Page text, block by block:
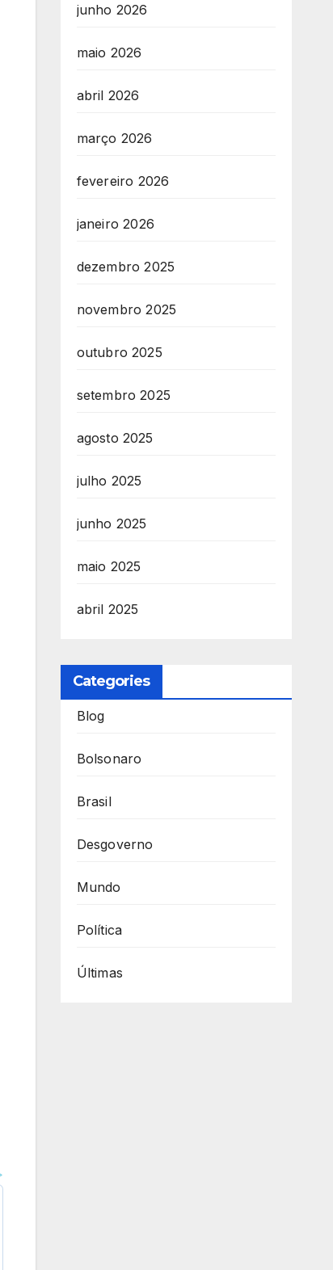
junho 2026
maio 2026
abril 2026
março 2026
fevereiro 2026
janeiro 2026
dezembro 2025
novembro 2025
outubro 2025
setembro 2025
agosto 2025
julho 2025
junho 2025
maio 2025
abril 2025
Categories
Blog
Bolsonaro
Brasil
Desgoverno
Mundo
Política
Últimas